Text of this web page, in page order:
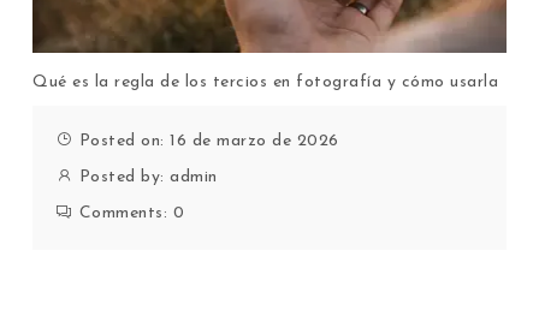
Qué es la regla de los tercios en fotografía y cómo usarla
Posted on: 16 de marzo de 2026
Posted by:admin
Comments: 0